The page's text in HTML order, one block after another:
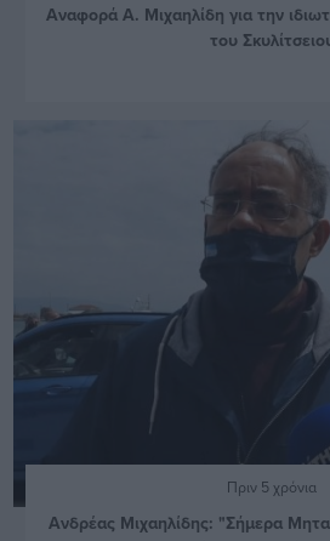
Αναφορά Α. Μιχαηλίδη για την
του
Πριν 5 χρόνια
Ανδρέας Μιχαηλίδης: "Σήμερα